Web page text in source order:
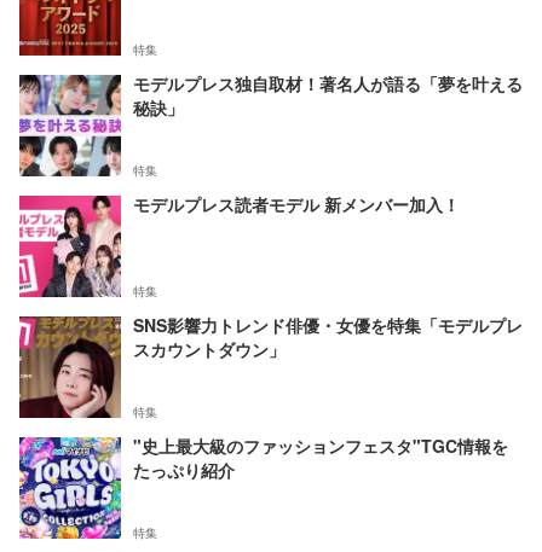
特集
モデルプレス独自取材！著名人が語る「夢を叶える
秘訣」
特集
モデルプレス読者モデル 新メンバー加入！
特集
SNS影響力トレンド俳優・女優を特集「モデルプレ
スカウントダウン」
特集
"史上最大級のファッションフェスタ"TGC情報を
たっぷり紹介
特集